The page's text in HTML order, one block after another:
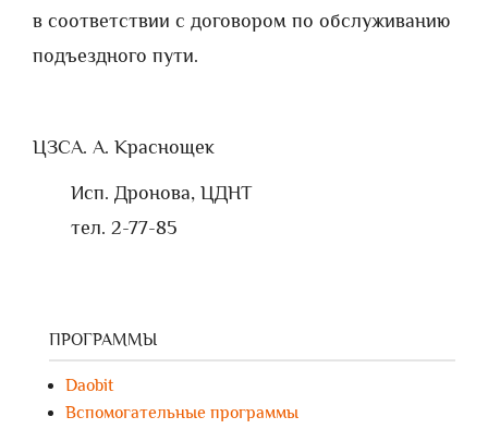
в соответствии с договором по обслуживанию
подъездного пути.
ЦЗСА. А. Краснощек
Исп. Дронова, ЦДНТ
тел. 2-77-85
ПРОГРАММЫ
Daobit
Вспомогательные программы